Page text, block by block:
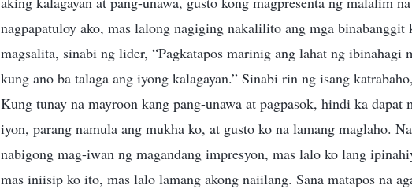
nagpapatuloy ako, mas lalong nagiging nakalilito ang mga binabanggit
magsalita, sinabi ng lider, “Pagkatapos marinig ang lahat ng ibinahagi
kung ano ba talaga ang iyong kalagayan.” Sinabi rin ng isang
Kung tunay na mayroon kang pang-unawa at pagpasok, hindi ka dapat
iyon, parang namula ang mukha ko, at gusto ko na lamang maglaho.
nabigong mag-iwan ng magandang impresyon, mas lalo ko lang
mas iniisip ko ito, mas lalo lamang akong naiilang. Sana matapos na